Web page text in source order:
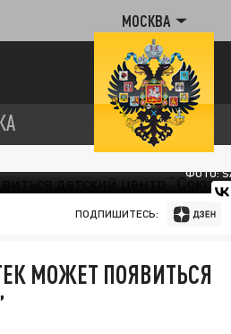
МОСКВА
ФОТО:
ПОДПИШИТЕСЬ:
МОЖЕТ ПОЯВИТЬСЯ